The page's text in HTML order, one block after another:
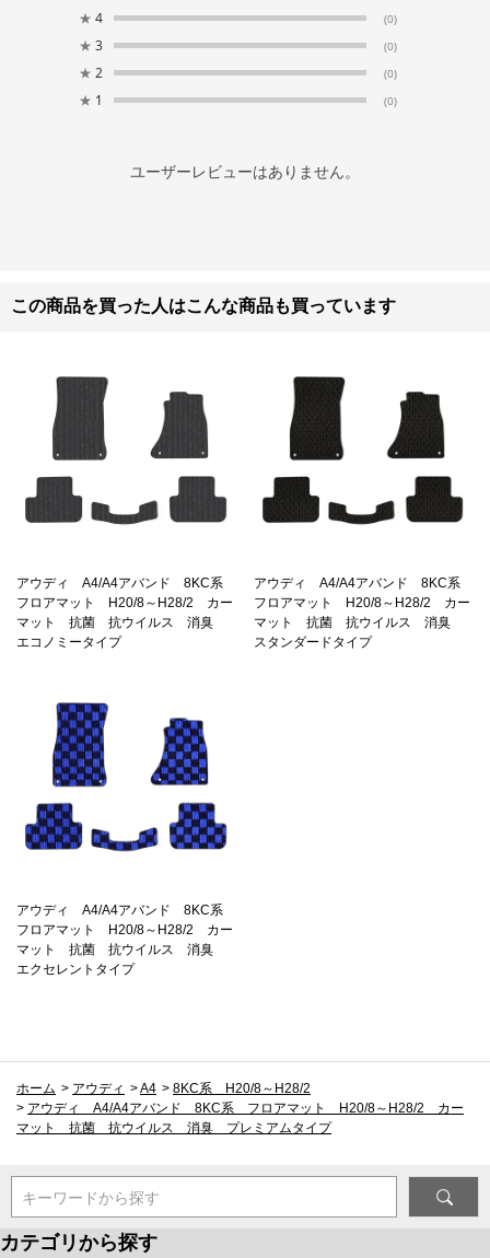
★ 4 (0)
★ 3 (0)
★ 2 (0)
★ 1 (0)
ユーザーレビューはありません。
この商品を買った人はこんな商品も買っています
アウディ A4/A4アバンド 8KC系
フロアマット H20/8～H28/2 カー
マット 抗菌 抗ウイルス 消臭
エコノミータイプ
アウディ A4/A4アバンド 8KC系
フロアマット H20/8～H28/2 カー
マット 抗菌 抗ウイルス 消臭
スタンダードタイプ
アウディ A4/A4アバンド 8KC系
フロアマット H20/8～H28/2 カー
マット 抗菌 抗ウイルス 消臭
エクセレントタイプ
ホーム > アウディ >A4 > 8KC系 H20/8～H28/2
> アウディ A4/A4アバンド 8KC系 フロアマット H20/8～H28/2 カー
マット 抗菌 抗ウイルス 消臭 プレミアムタイプ
キーワードから探す
カテゴリから探す